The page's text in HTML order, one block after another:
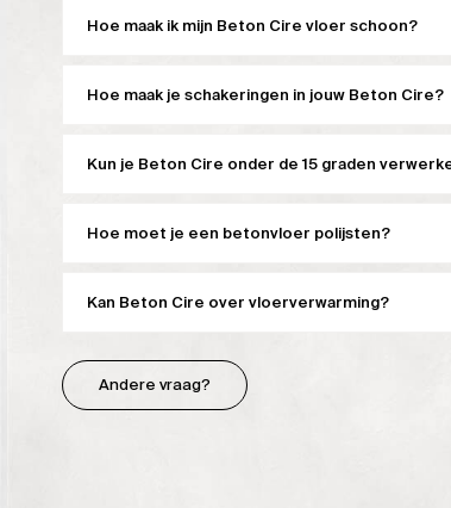
Hoe maak ik mijn Beton Cire vloer schoon?
Hoe maak je schakeringen in jouw Beton Cire?
Kun je Beton Cire onder de 15 graden
Hoe moet je een betonvloer polijsten?
Kan Beton Cire over vloerverwarming?
Andere vraag?